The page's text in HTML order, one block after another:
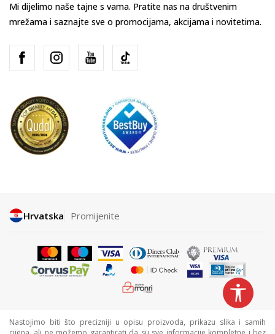
Mi dijelimo naše tajne s vama. Pratite nas na društvenim
mrežama i saznajte sve o promocijama, akcijama i novitetima.
Hrvatska Promijenite
Nastojimo biti što precizniji u opisu proizvoda, prikazu slika i samih